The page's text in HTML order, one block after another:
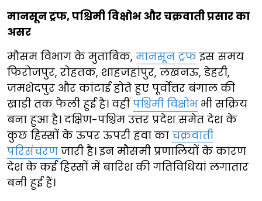
मानसून ट्रफ, पश्चिमी विक्षोभ और चक्रवाती प्रसार का
असर
मौसम विभाग के मुताबिक, मानसून ट्रफइस समय
फिरोजपुर, रोहतक, शाहजहांपुर, लखनऊ, डेहरी,
जमशेदपुर और कांटाई होते हुए पूर्वोत्तर बंगाल की
खाड़ी तक फैली हुई है। वहीं पश्चिमी विक्षोभभी सक्रिय
बना हुआ है। दक्षिण-पश्चिम उत्तर प्रदेश समेत देश के
कुछ हिस्सों के ऊपर ऊपरी हवा का चक्रवाती
परिसंचरण जारी है। इन मौसमी प्रणालियों के कारण
देश के कई हिस्सों में बारिश की गतिविधियां लगातार
बनी हुई हैं।